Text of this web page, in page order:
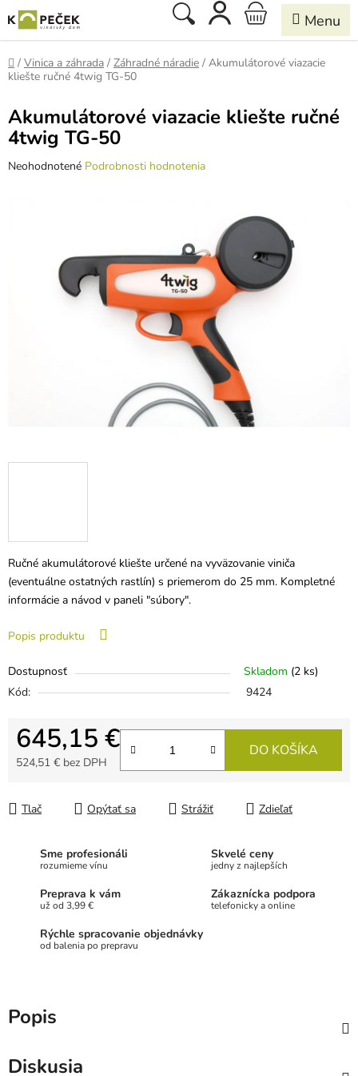
na
obsah
Hľadať
NÁKUPNÝ
KOŠÍK
Domov
/ Vinica a záhrada / Záhradné náradie / Akumulátorové viazacie
kliešte ručné 4twig TG-50
Ručné akumulátorové kliešte určené na vyväzovanie viniča
(eventuálne ostatných rastlín) s priemerom do 25 mm. Kompletné
informácie a návod v paneli "súbory".
Popis produktu
Dostupnosť Skladom (2 ks)
Kód:
9424
645,15 €
524,51 € bez DPH
DO KOŠÍKA
Tlač Opýtať sa Strážiť Zdieľať
Akumulátorové viazacie kliešte ručné
4twig TG-50
Priemerné
Neohodnotené Podrobnosti hodnotenia
Sme profesionáli
rozumieme vínu
Skvelé ceny
jedny z najlepších
Preprava k vám
už od 3,99 €
Zákaznícka podpora
telefonicky a online
Rýchle spracovanie objednávky
od balenia po prepravu
Popis
Diskusia